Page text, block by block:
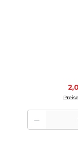
Produkt Anzahl: